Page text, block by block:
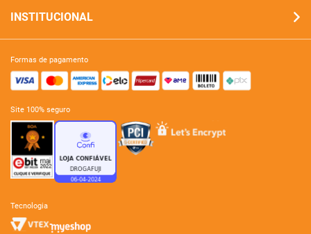
INSTITUCIONAL
formas de pagamento
site 100% seguro
tecnologia